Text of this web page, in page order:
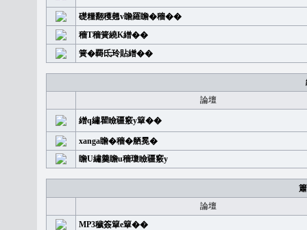
礎糧翻穫翹v瞻羅瞻�穡��
穡T穡簧繞K繒��
簧�覉氐玲貼繒��
論壇
繒q繡瞿瞼疆竅y簞��
xanga瞻�穡�舾冕�
瞻U繡羹瞻u穡瓊瞼疆竅y
論壇
MP3穢簽簞e簞��